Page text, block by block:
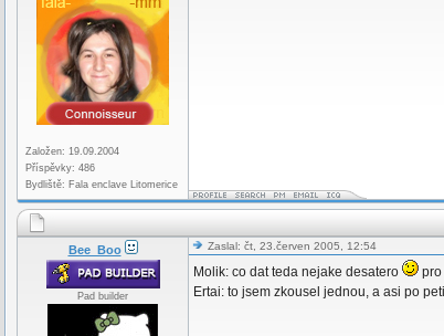
Založen: 19.09.2004
Příspěvky: 486
Bydliště: Fala enclave Litomerice
Bee_Boo
Pad builder
Zaslal: čt, 23.červen 2005, 12:54
Molik: co dat teda nejake desatero
pro
Ertai: to jsem zkousel jednou, a asi po